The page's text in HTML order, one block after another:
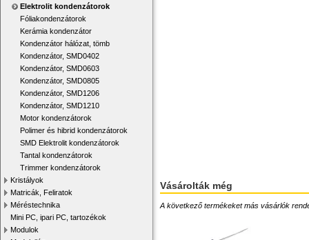
Elektrolit kondenzátorok
Fóliakondenzátorok
Kerámia kondenzátor
Kondenzátor hálózat, tömb
Kondenzátor, SMD0402
Kondenzátor, SMD0603
Kondenzátor, SMD0805
Kondenzátor, SMD1206
Kondenzátor, SMD1210
Motor kondenzátorok
Polimer és hibrid kondenzátorok
SMD Elektrolit kondenzátorok
Tantal kondenzátorok
Trimmer kondenzátorok
Kristályok
Matricák, Feliratok
Méréstechnika
Mini PC, ipari PC, tartozékok
Modulok
Vásárolták még
A következő termékeket más vásárlók